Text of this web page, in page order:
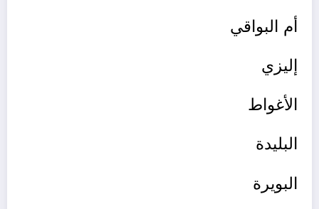
أم البواقي
إليزي
الأغواط
البليدة
البويرة